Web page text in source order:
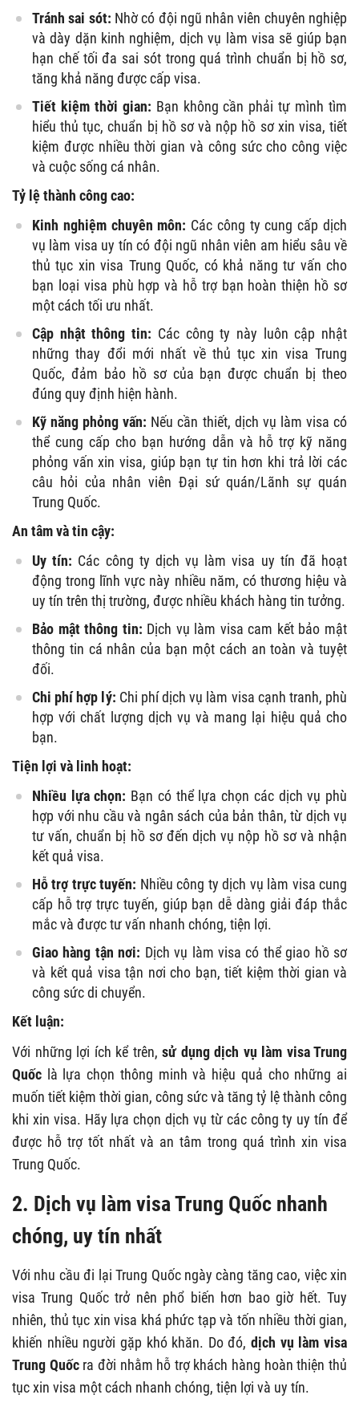
Tránh sai sót: Nhờ có đội ngũ nhân viên chuyên nghiệp
và dày dặn kinh nghiệm, dịch vụ làm visa sẽ giúp bạn
hạn chế tối đa sai sót trong quá trình chuẩn bị hồ sơ,
tăng khả năng được cấp visa.
Tiết kiệm thời gian: Bạn không cần phải tự mình tìm
hiểu thủ tục, chuẩn bị hồ sơ và nộp hồ sơ xin visa, tiết
kiệm được nhiều thời gian và công sức cho công việc
và cuộc sống cá nhân.
Tỷ lệ thành công cao:
Kinh nghiệm chuyên môn: Các công ty cung cấp dịch
vụ làm visa uy tín có đội ngũ nhân viên am hiểu sâu về
thủ tục xin visa Trung Quốc, có khả năng tư vấn cho
bạn loại visa phù hợp và hỗ trợ bạn hoàn thiện hồ sơ
một cách tối ưu nhất.
Cập nhật thông tin: Các công ty này luôn cập nhật
những thay đổi mới nhất về thủ tục xin visa Trung
Quốc, đảm bảo hồ sơ của bạn được chuẩn bị theo
đúng quy định hiện hành.
Kỹ năng phỏng vấn: Nếu cần thiết, dịch vụ làm visa có
thể cung cấp cho bạn hướng dẫn và hỗ trợ kỹ năng
phỏng vấn xin visa, giúp bạn tự tin hơn khi trả lời các
câu hỏi của nhân viên Đại sứ quán/Lãnh sự quán
Trung Quốc.
An tâm và tin cậy:
Uy tín: Các công ty dịch vụ làm visa uy tín đã hoạt
động trong lĩnh vực này nhiều năm, có thương hiệu và
uy tín trên thị trường, được nhiều khách hàng tin tưởng.
Bảo mật thông tin: Dịch vụ làm visa cam kết bảo mật
thông tin cá nhân của bạn một cách an toàn và tuyệt
đối.
Chi phí hợp lý: Chi phí dịch vụ làm visa cạnh tranh, phù
hợp với chất lượng dịch vụ và mang lại hiệu quả cho
bạn.
Tiện lợi và linh hoạt:
Nhiều lựa chọn: Bạn có thể lựa chọn các dịch vụ phù
hợp với nhu cầu và ngân sách của bản thân, từ dịch vụ
tư vấn, chuẩn bị hồ sơ đến dịch vụ nộp hồ sơ và nhận
kết quả visa.
Hỗ trợ trực tuyến: Nhiều công ty dịch vụ làm visa cung
cấp hỗ trợ trực tuyến, giúp bạn dễ dàng giải đáp thắc
mắc và được tư vấn nhanh chóng, tiện lợi.
Giao hàng tận nơi: Dịch vụ làm visa có thể giao hồ sơ
và kết quả visa tận nơi cho bạn, tiết kiệm thời gian và
công sức di chuyển.
Kết luận:
Với những lợi ích kể trên, sử dụng dịch vụ làm visa Trung
Quốc là lựa chọn thông minh và hiệu quả cho những ai
muốn tiết kiệm thời gian, công sức và tăng tỷ lệ thành công
khi xin visa. Hãy lựa chọn dịch vụ từ các công ty uy tín để
được hỗ trợ tốt nhất và an tâm trong quá trình xin visa
Trung Quốc.
2. Dịch vụ làm visa Trung Quốc nhanh
chóng, uy tín nhất
Với nhu cầu đi lại Trung Quốc ngày càng tăng cao, việc xin
visa Trung Quốc trở nên phổ biến hơn bao giờ hết. Tuy
nhiên, thủ tục xin visa khá phức tạp và tốn nhiều thời gian,
khiến nhiều người gặp khó khăn. Do đó,dịch vụ làm visa
Trung Quốcra đời nhằm hỗ trợ khách hàng hoàn thiện thủ
tục xin visa một cách nhanh chóng, tiện lợi và uy tín.